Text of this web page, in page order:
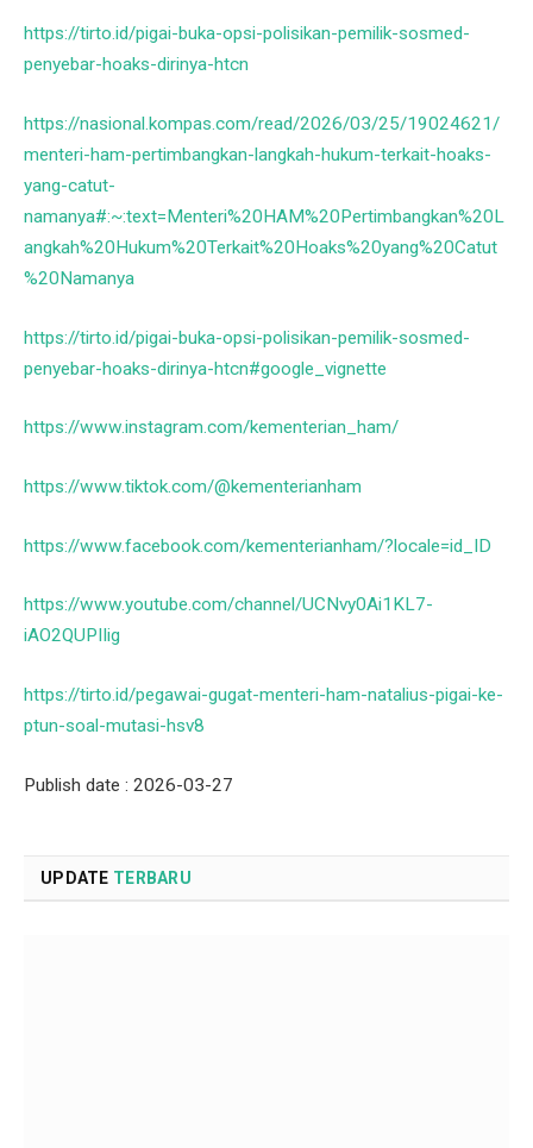
https://tirto.id/pigai-buka-opsi-polisikan-pemilik-sosmed-
penyebar-hoaks-dirinya-htcn
https://nasional.kompas.com/read/2026/03/25/19024621/
menteri-ham-pertimbangkan-langkah-hukum-terkait-hoaks-
yang-catut-
namanya#:~:text=Menteri%20HAM%20Pertimbangkan%20L
angkah%20Hukum%20Terkait%20Hoaks%20yang%20Catut
%20Namanya
https://tirto.id/pigai-buka-opsi-polisikan-pemilik-sosmed-
penyebar-hoaks-dirinya-htcn#google_vignette
https://www.instagram.com/kementerian_ham/
https://www.tiktok.com/@kementerianham
https://www.facebook.com/kementerianham/?locale=id_ID
https://www.youtube.com/channel/UCNvy0Ai1KL7-
iAO2QUPIIig
https://tirto.id/pegawai-gugat-menteri-ham-natalius-pigai-ke-
ptun-soal-mutasi-hsv8
Publish date : 2026-03-27
UPDATE TERBARU